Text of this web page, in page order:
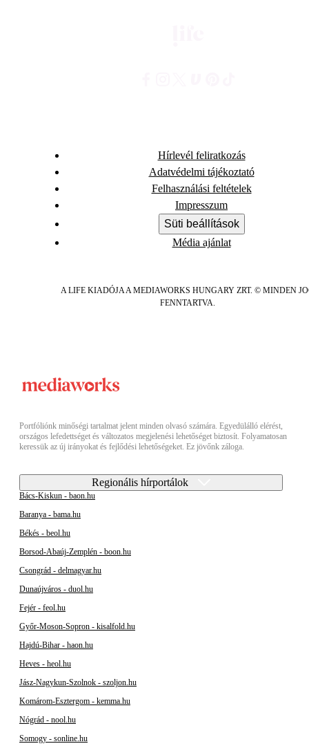
Hírlevél feliratkozás
Adatvédelmi tájékoztató
Felhasználási feltételek
Impresszum
Süti beállítások
Média ajánlat
A LIFE KIADÓJA A MEDIAWORKS HUNGARY ZRT. © MINDEN
FENNTARTVA.
Portfóliónk minőségi tartalmat jelent minden olvasó számára. Egyedülálló elérést,
országos lefedettséget és változatos megjelenési lehetőséget biztosít. Folyamatosan
keressük az új irányokat és fejlődési lehetőségeket. Ez jövőnk záloga.
Regionális hírportálok
Bács-Kiskun - baon.hu
Baranya - bama.hu
Békés - beol.hu
Borsod-Abaúj-Zemplén - boon.hu
Csongrád - delmagyar.hu
Dunaújváros - duol.hu
Fejér - feol.hu
Győr-Moson-Sopron - kisalfold.hu
Hajdú-Bihar - haon.hu
Heves - heol.hu
Jász-Nagykun-Szolnok - szoljon.hu
Komárom-Esztergom - kemma.hu
Nógrád - nool.hu
Somogy - sonline.hu